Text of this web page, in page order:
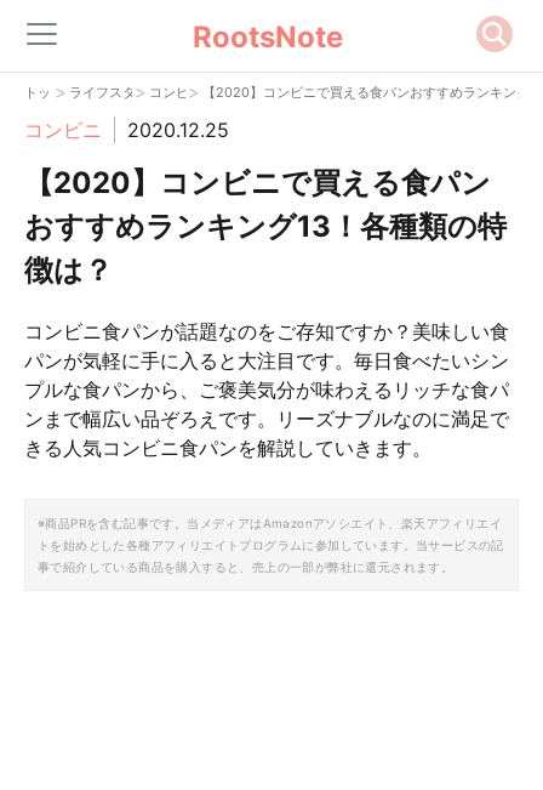
RootsNote
トップ
> ライフスタイル
> コンビニ
> 【2020】コンビニで買える食パンおすすめランキング
コンビニ 2020.12.25
【2020】コンビニで買える食パン
おすすめランキング13！各種類の特
徴は？
コンビニ食パンが話題なのをご存知ですか？美味しい食
パンが気軽に手に入ると大注目です。毎日食べたいシン
プルな食パンから、ご褒美気分が味わえるリッチな食パ
ンまで幅広い品ぞろえです。リーズナブルなのに満足で
きる人気コンビニ食パンを解説していきます。
※商品PRを含む記事です。当メディアはAmazonアソシエイト、楽天アフィリエイ
トを始めとした各種アフィリエイトプログラムに参加しています。当サービスの記
事で紹介している商品を購入すると、売上の一部が弊社に還元されます。